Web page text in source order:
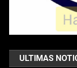
ULTIMAS